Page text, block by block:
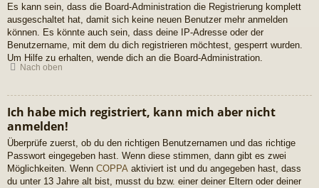
Es kann sein, dass die Board-Administration die Registrierung komplett
ausgeschaltet hat, damit sich keine neuen Benutzer mehr anmelden
können. Es könnte auch sein, dass deine IP-Adresse oder der
Benutzername, mit dem du dich registrieren möchtest, gesperrt wurden.
Um Hilfe zu erhalten, wende dich an die Board-Administration.
Nach oben
Ich habe mich registriert, kann mich aber nicht
anmelden!
Überprüfe zuerst, ob du den richtigen Benutzernamen und das richtige
Passwort eingegeben hast. Wenn diese stimmen, dann gibt es zwei
Möglichkeiten. Wenn COPPA aktiviert ist und du angegeben hast, dass
du unter 13 Jahre alt bist, musst du bzw. einer deiner Eltern oder deiner